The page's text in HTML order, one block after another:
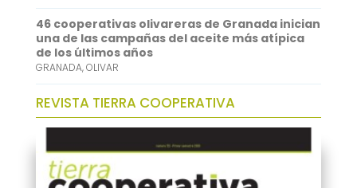
46 cooperativas olivareras de Granada inician
una de las campañas del aceite más atípica
de los últimos años
GRANADA,OLIVAR
REVISTA TIERRA COOPERATIVA